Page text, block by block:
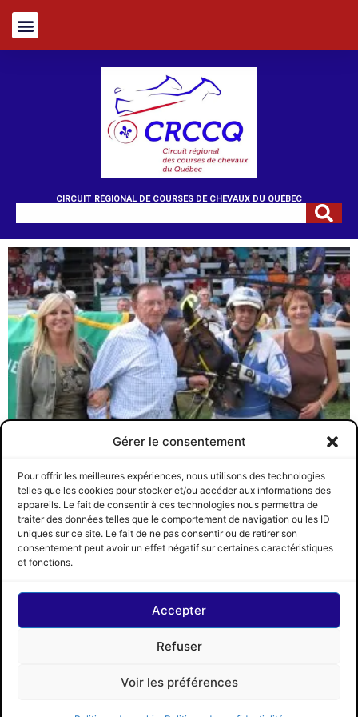
Gérer le consentement
Pour offrir les meilleures expériences, nous utilisons des technologies
telles que les cookies pour stocker et/ou accéder aux informations des
appareils. Le fait de consentir à ces technologies nous permettra de
traiter des données telles que le comportement de navigation ou les ID
uniques sur ce site. Le fait de ne pas consentir ou de retirer son
consentement peut avoir un effet négatif sur certaines caractéristiques
et fonctions.
Accepter
Refuser
Voir les préférences
CIRCUIT RÉGIONAL DE COURSES DE CHEVAUX DU QUÉBEC
Décès du légendaire Réal Bardier
C’est avec un grand chagrin que nous déplorons le décès du M.
Réal Bardier, figure légendaire du trot et amble
Lire la suite »
CRCCQ
Circuit régional des courses de chevaux du Québec |
Propulsé par
Concept Signature Les Pros du Web